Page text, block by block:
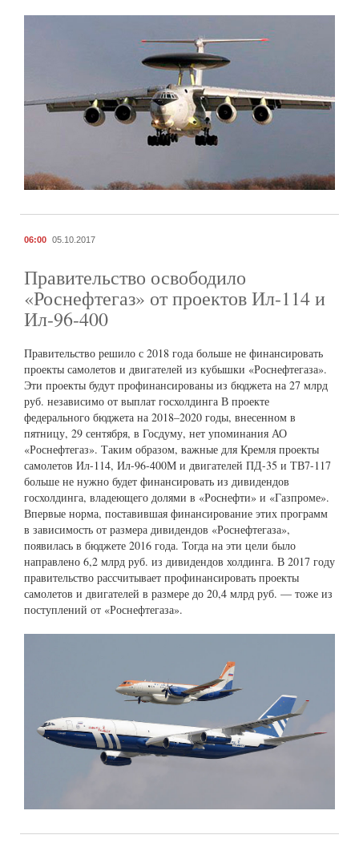
06:00 05.10.2017
Правительство освободило
«Роснефтегаз» от проектов Ил-114 и
Ил-96-400
Правительство решило с 2018 года больше не финансировать
проекты самолетов и двигателей из кубышки «Роснефтегаза».
Эти проекты будут профинансированы из бюджета на 27 млрд
руб. независимо от выплат госхолдинга В проекте
федерального бюджета на 2018–2020 годы, внесенном в
пятницу, 29 сентября, в Госдуму, нет упоминания АО
«Роснефтегаз». Таким образом, важные для Кремля проекты
самолетов Ил-114, Ил-96-400М и двигателей ПД-35 и ТВ7-117
больше не нужно будет финансировать из дивидендов
госхолдинга, владеющего долями в «Роснефти» и «Газпроме».
Впервые норма, поставившая финансирование этих программ
в зависимость от размера дивидендов «Роснефтегаза»,
появилась в бюджете 2016 года. Тогда на эти цели было
направлено 6,2 млрд руб. из дивидендов холдинга. В 2017 году
правительство рассчитывает профинансировать проекты
самолетов и двигателей в размере до 20,4 млрд руб. — тоже из
поступлений от «Роснефтегаза».